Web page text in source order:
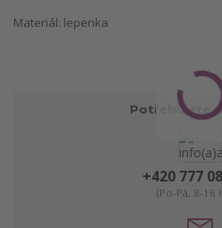
Materiál: lepenka
Potřebujete
+420 777
(Po-Pá, 8-16